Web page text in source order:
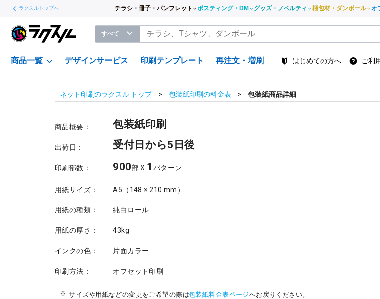
ラクスルトップへ チラシ・冊子・パンフレット ポスティング・DM グッズ・ノベルティ 梱包材・ダンボール オ
すべて
商品一覧 デザインサービス 印刷テンプレート 再注文・増刷 はじめての方へ ご利
ネット印刷のラクスル トップ 包装紙印刷の料金表 包装紙商品詳細
商品概要： 包装紙印刷
出荷日： 受付日から5日後
印刷部数： 900部 X 1 パターン
用紙サイズ： A5（148 × 210 mm）
用紙の種類： 純白ロール
用紙の厚さ： 43kg
インクの色： 片面カラー
印刷方法： オフセット印刷
サイズや用紙などの変更をご希望の際は包装紙料金表ページへお戻りください。